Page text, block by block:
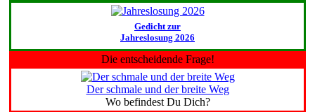
Gedicht zur
Jahreslosung 2026
Die entscheidende Frage!
Der schmale und der breite Weg
Wo befindest Du Dich?